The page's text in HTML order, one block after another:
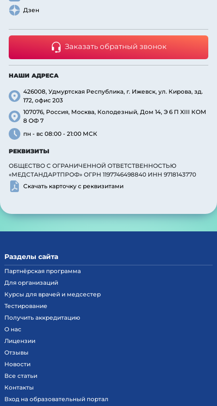
Дзен
Заказать обратный звонок
НАШИ АДРЕСА
426008, Удмуртская Республика, г. Ижевск, ул. Кирова, зд.
172, офис 203
107076, Россия, Москва, Колодезный, Дом 14, Э 6 П XIII КОМ
8 ОФ 7
пн - вс 08:00 - 21:00 МСК
РЕКВИЗИТЫ
ОБЩЕСТВО С ОГРАНИЧЕННОЙ ОТВЕТСТВЕННОСТЬЮ
«МЕДСТАНДАРТПРОФ» ОГРН 1197746498840 ИНН 9718143770
Скачать карточку с реквизитами
Разделы сайта
Партнёрская программа
Для организаций
Курсы для врачей и медсестер
Тестирование
Получить аккредитацию
О нас
Лицензии
Отзывы
Новости
Все статьи
Контакты
Вход на образовательный портал